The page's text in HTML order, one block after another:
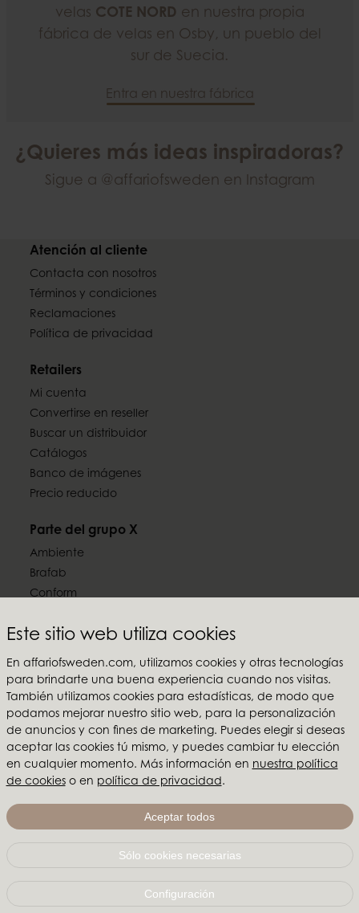
Este sitio web utiliza cookies
En affariofsweden.com, utilizamos cookies y otras tecnologías
para brindarte una buena experiencia cuando nos visitas.
También utilizamos cookies para estadísticas, de modo que
podamos mejorar nuestro sitio web, para la personalización
de anuncios y con fines de marketing. Puedes elegir si deseas
aceptar las cookies tú mismo, y puedes cambiar tu elección
en cualquier momento. Más información en nuestra política
de cookieso en política de privacidad.
Aceptar todos
Sólo cookies necesarias
Configuración
velas COTE NORD en nuestra propia
fábrica de velas en Osby, un pueblo del
sur de Suecia.
Entra en nuestra fábrica
¿Quieres más ideas inspiradoras?
Sigue a @affariofsweden en Instagram
Atención al cliente
Contacta con nosotros
Términos y condiciones
Reclamaciones
Política de privacidad
Retailers
Mi cuenta
Convertirse en reseller
Buscar un distribuidor
Catálogos
Banco de imágenes
Precio reducido
Parte del grupo X
Ambiente
Brafab
Conform
MTI
Síguenos en las redes sociales
Affari of Sweden
Sobre nosotros
Inspiración
+46 479 155 55
info@affariofsweden.com
© Copyright 2021 Affari of Sweden AB